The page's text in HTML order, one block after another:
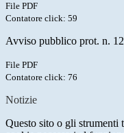
File PDF
Contatore click: 59
Avviso pubblico prot. n.
File PDF
Contatore click: 76
Notizie
Questo sito o gli strumenti